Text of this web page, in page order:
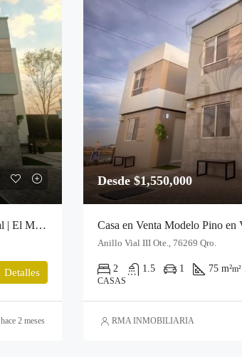
Casa en Venta Modelo Sauce en Valencia Residencial | El Marqués, Querétaro
Detalles
hace 2 meses
Desde $1,550,000
Anillo Vial III Ote., 76269 Qro.
2 1.5 1 75 m²m²
CASAS
RMA INMOBILIARIA